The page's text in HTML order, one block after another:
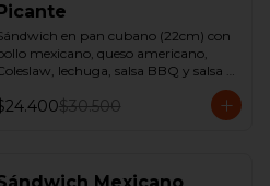
en pan cubano (22cm) con
mexicano, queso americano,
lechuga, salsa BBQ y salsa
Ligeramente Picante.
$30.500